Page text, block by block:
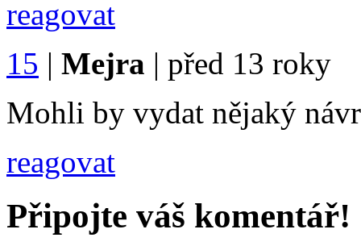
reagovat
15 | Mejra | před 13 roky
Mohli by vydat nějaký
reagovat
Připojte váš komentář!